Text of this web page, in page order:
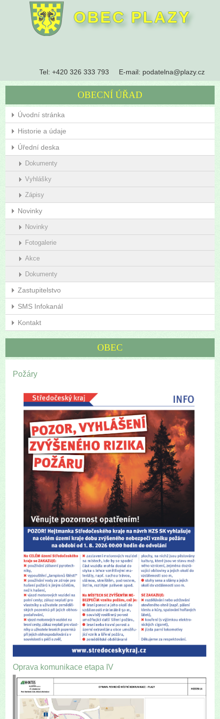
OBEC PLAZY
Tel: +420 326 333 793 E-mail: podatelna@plazy.cz
OBECNÍ ÚŘAD
Úvodní stránka
Historie a údaje
Úřední deska
Dokumenty
Vyhlášky
Zápisy
Novinky
Novinky
Fotogalerie
Akce
Dokumenty
Zastupitelstvo
SMS Infokanál
Kontakt
OBEC
Požáry
Oprava komunikace etapa IV